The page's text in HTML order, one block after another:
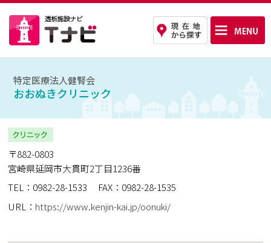
特定医療法人健腎会
おおぬきクリニック
〒882-0803
宮崎県延岡市大貫町2丁目1236番
TEL：0982-28-1533
FAX：0982-28-1535
URL： https://www.kenjin-kai.jp/oonuki/